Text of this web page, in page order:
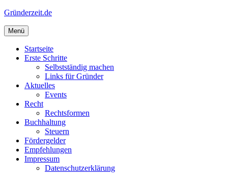
Zum
springen
Gründerzeit.de
Menü
Startseite
Erste Schritte
Selbstständig machen
Links für Gründer
Aktuelles
Events
Recht
Rechtsformen
Buchhaltung
Steuern
Fördergelder
Empfehlungen
Impressum
Datenschutzerklärung